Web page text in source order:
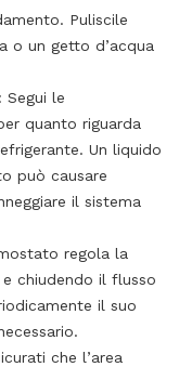
Puliscile
o un getto d’acqua
: Segui le
quanto riguarda
Un liquido
può causare
il sistema
regola la
chiudendo il flusso
il suo
che l’area